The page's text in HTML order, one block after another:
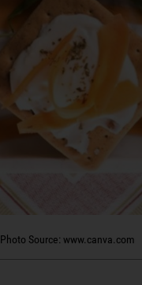
Photo Source: www.canva.com